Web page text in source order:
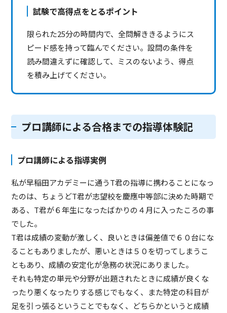
試験で高得点をとるポイント
限られた25分の時間内で、全問解ききるようにス
ピード感を持って臨んでください。設問の条件を
読み間違えずに確認して、ミスのないよう、得点
を積み上げてください。
プロ講師による合格までの指導体験記
プロ講師による指導実例
私が早稲田アカデミーに通うT君の指導に携わることになっ
たのは、ちょうどT君が志望校を慶應中等部に決めた時期で
ある、T君が６年生になったばかりの４月に入ったころの事
でした。
T君は成績の変動が激しく、良いときは偏差値で６０台にな
ることもありましたが、悪いときは５０を切ってしまうこ
ともあり、成績の安定化が急務の状況にありました。
それも特定の単元や分野が出題されたときに成績が良くな
ったり悪くなったりする感じでもなく、また特定の科目が
足を引っ張るということでもなく、どちらかというと成績